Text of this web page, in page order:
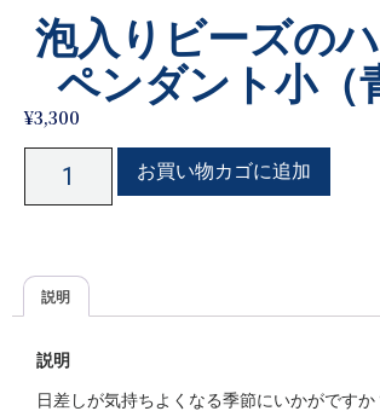
泡入りビーズの
ペンダント小（
¥3,300
お買い物カゴに追加
説明
説明
日差しが気持ちよくなる季節にいかがですか